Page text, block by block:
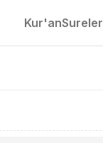
Kur'anSureler